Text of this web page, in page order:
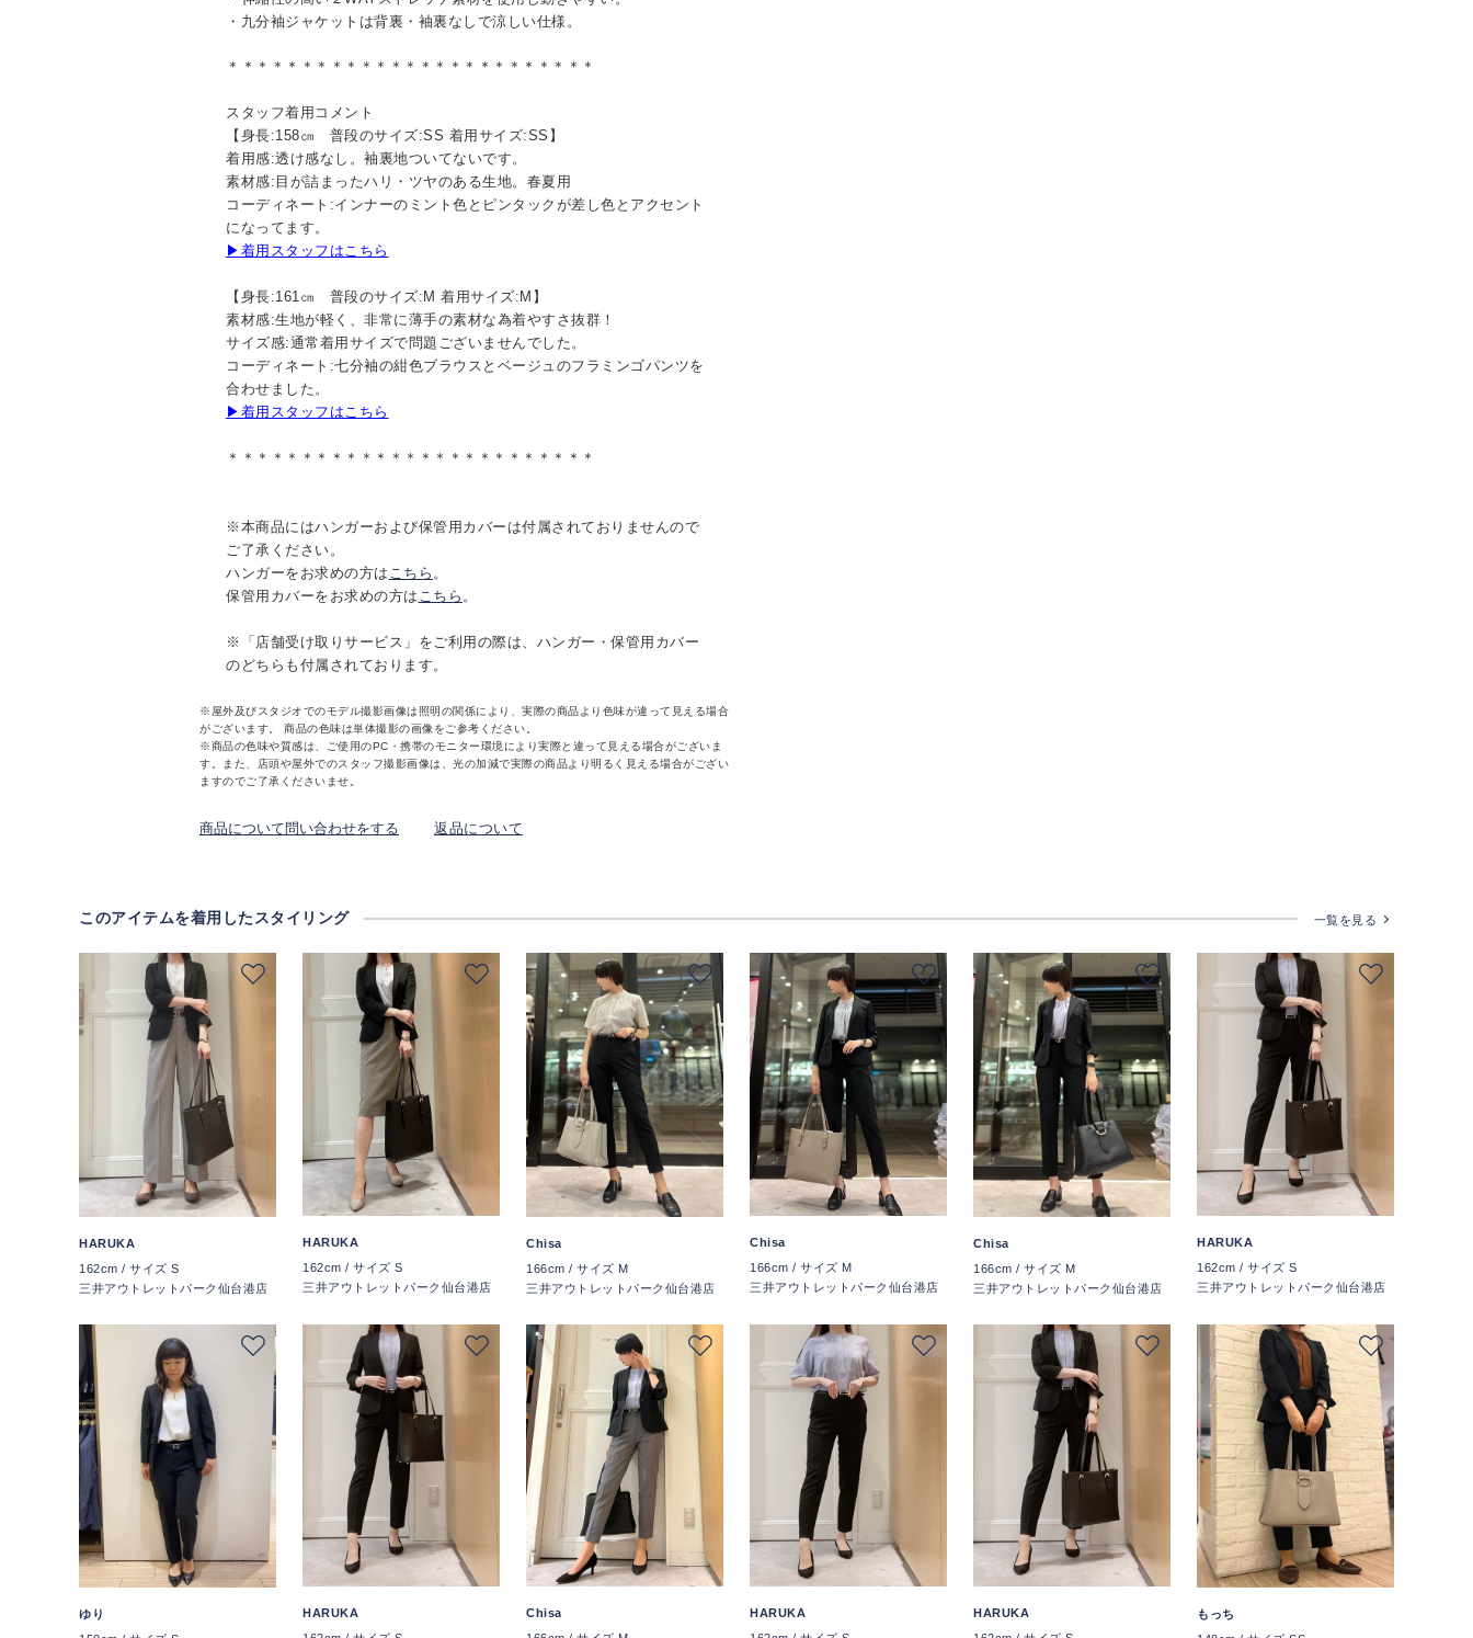
・九分袖ジャケットは背裏・袖裏なしで涼しい仕様。
＊＊＊＊＊＊＊＊＊＊＊＊＊＊＊＊＊＊＊＊＊＊＊＊＊
スタッフ着用コメント
【身長:158㎝ 普段のサイズ:SS 着用サイズ:SS】
着用感:透け感なし。袖裏地ついてないです。
素材感:目が詰まったハリ・ツヤのある生地。春夏用
コーディネート:インナーのミント色とピンタックが差し色とアクセント
になってます。
▶着用スタッフはこちら
【身長:161㎝ 普段のサイズ:M 着用サイズ:M】
素材感:生地が軽く、非常に薄手の素材な為着やすさ抜群！
サイズ感:通常着用サイズで問題ございませんでした。
コーディネート:七分袖の紺色ブラウスとベージュのフラミンゴパンツを
合わせました。
▶着用スタッフはこちら
＊＊＊＊＊＊＊＊＊＊＊＊＊＊＊＊＊＊＊＊＊＊＊＊＊
※本商品にはハンガーおよび保管用カバーは付属されておりませんので
ご了承ください。
ハンガーをお求めの方は こちら 。
保管用カバーをお求めの方は こちら 。
※「店舗受け取りサービス」をご利用の際は、ハンガー・保管用カバー
のどちらも付属されております。
※屋外及びスタジオでのモデル撮影画像は照明の関係により、実際の商品より色味が違って見える場合
がございます。 商品の色味は単体撮影の画像をご参考ください。
※商品の色味や質感は、ご使用のPC・携帯のモニター環境により実際と違って見える場合がございま
す。また、店頭や屋外でのスタッフ撮影画像は、光の加減で実際の商品より明るく見える場合がござい
ますのでご了承くださいませ。
商品について問い合わせをする 返品について
このアイテムを着用したスタイリング 一覧を見る
HARUKA
162cm / サイズ S
三井アウトレットパーク仙台港店
HARUKA
162cm / サイズ S
三井アウトレットパーク仙台港店
Chisa
166cm / サイズ M
三井アウトレットパーク仙台港店
Chisa
166cm / サイズ M
三井アウトレットパーク仙台港店
Chisa
166cm / サイズ M
三井アウトレットパーク仙台港店
HARUKA
162cm / サイズ S
三井アウトレットパーク仙台港店
ゆり
HARUKA
Chisa
HARUKA
HARUKA
もっち